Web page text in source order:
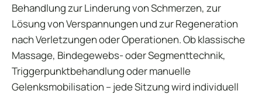
Behandlung zur Linderung von Schmerzen, zur
Lösung von Verspannungen und zur Regeneration
nach Verletzungen oder Operationen. Ob klassische
Massage, Bindegewebs- oder Segmenttechnik,
Triggerpunktbehandlung oder manuelle
Gelenksmobilisation – jede Sitzung wird individuell